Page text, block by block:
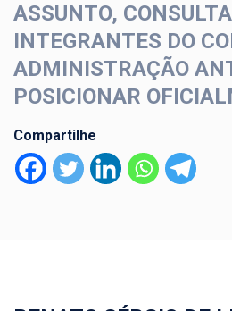
ASSUNTO,
INTEGRANTES DO
ADMINISTRAÇÃO
POSICIONAR
Compartilhe